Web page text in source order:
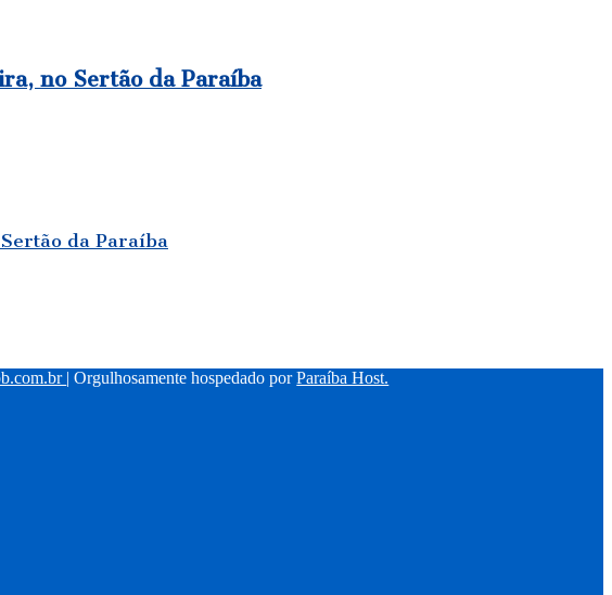
no Sertão da Paraíba
da Paraíba
| Orgulhosamente hospedado porParaíba Host.